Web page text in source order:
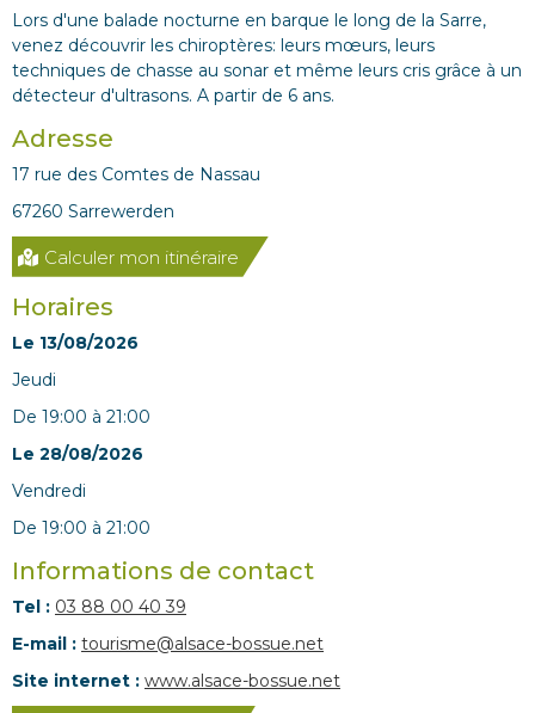
Lors d'une balade nocturne en barque le long de la Sarre,
venez découvrir les chiroptères: leurs mœurs, leurs
techniques de chasse au sonar et même leurs cris grâce à un
détecteur d'ultrasons. A partir de 6 ans.
Adresse
17 rue des Comtes de Nassau
67260 Sarrewerden
Calculer mon itinéraire
Horaires
Le 13/08/2026
jeudi
De 19:00 à 21:00
Le 28/08/2026
vendredi
De 19:00 à 21:00
Informations de contact
Tel : 03 88 00 40 39
E-mail : tourisme@alsace-bossue.net
Site internet : www.alsace-bossue.net